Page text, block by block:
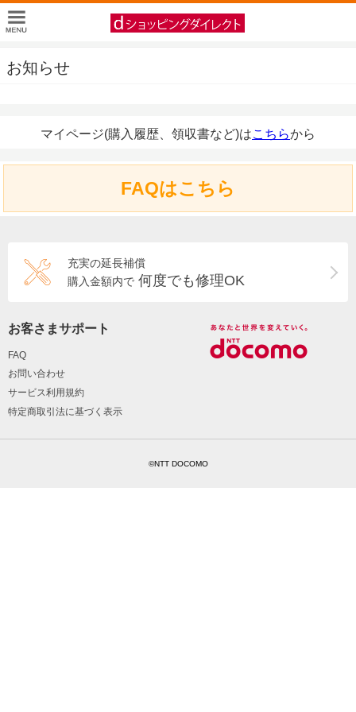
お知らせ
マイページ(購入履歴、領収書など)はこちらから
FAQはこちら
充実の延長補償
購入金額内で 何度でも修理OK
お客さまサポート
FAQ
お問い合わせ
サービス利用規約
特定商取引法に基づく表示
©NTT DOCOMO